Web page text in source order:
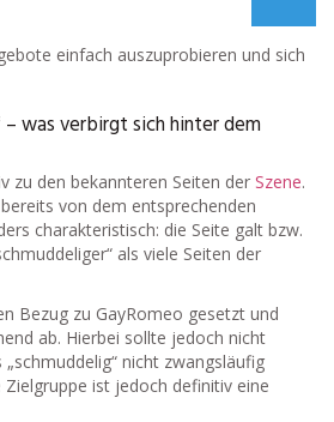
einfach auszuprobieren und sich
– was verbirgt sich hinter dem
zu den bekannteren Seiten der Szene.
von dem entsprechenden
charakteristisch: die Seite galt bzw.
als viele Seiten der
Bezug zu GayRomeo gesetzt und
ab. Hierbei sollte jedoch nicht
nicht zwangsläufig
Zielgruppe ist jedoch definitiv eine